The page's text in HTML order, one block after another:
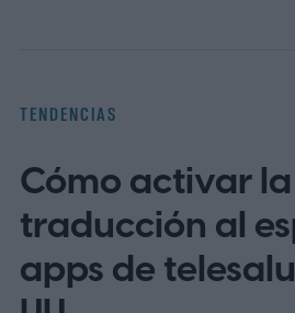
TENDENCIAS
Cómo activar la
traducción al
apps de